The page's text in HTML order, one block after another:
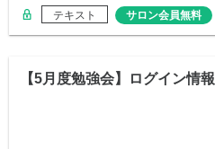
テキスト サロン会員無料
【5月度勉強会】ログイン情報